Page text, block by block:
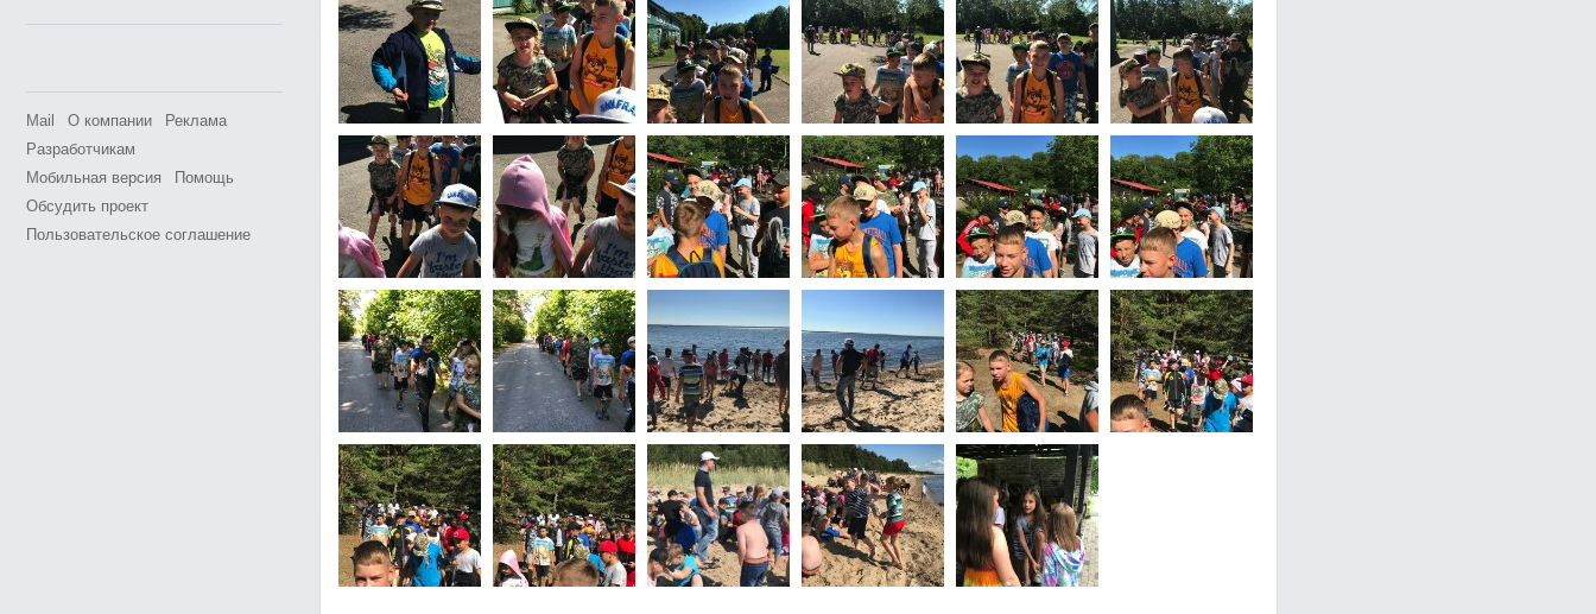
Mail О компании
Реклама
Разработчикам
Мобильная версия
Помощь
Обсудить проект
Пользовательское соглашение